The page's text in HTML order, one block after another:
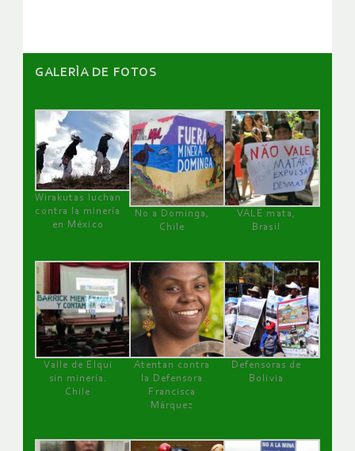
GALERÌA DE FOTOS
Wirakutas luchan
contra la minería
en México
No a Dominga,
Chile
VALE mata,
Brasil
Valle de Elqui
sin minería.
Chile
Atentan contra
la Defensora
Francisca
Márquez
Defensoras de
Bolivia